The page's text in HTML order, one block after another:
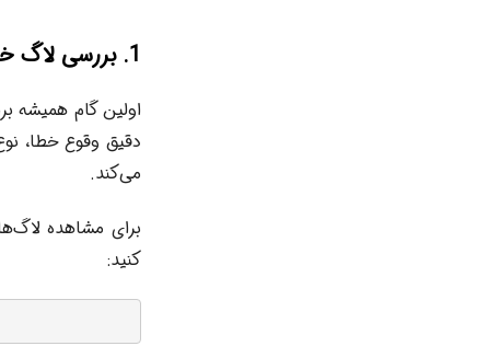
1. بررسی لاگ خطاهای SQL Server
دقیق وقوع خطا،
می‌کند.
کنید: